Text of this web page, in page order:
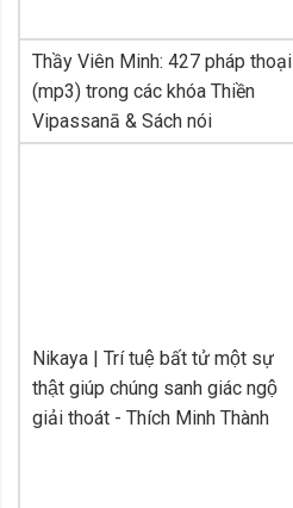
Thầy Viên Minh: 427 pháp thoại
(mp3) trong các khóa Thiền
Vipassanā & Sách nói
Nikaya | Trí tuệ bất tử một sự
thật giúp chúng sanh giác ngộ
giải thoát - Thích Minh Thành